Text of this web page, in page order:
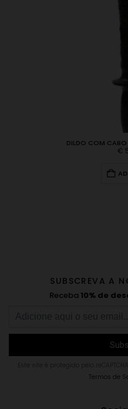
DILDO COM CABO
€
SUBSCREVA A
Receba 10% de
Termos de